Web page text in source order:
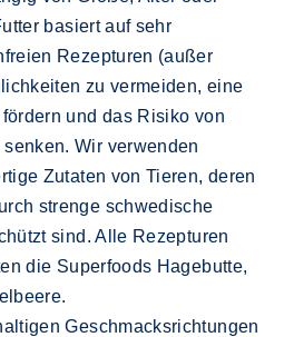
basiert auf sehr
Rezepturen (außer
zu vermeiden, eine
und das Risiko von
Wir verwenden
Zutaten von Tieren, deren
strenge schwedische
sind. Alle Rezepturen
die Superfoods Hagebutte,
Geschmacksrichtungen